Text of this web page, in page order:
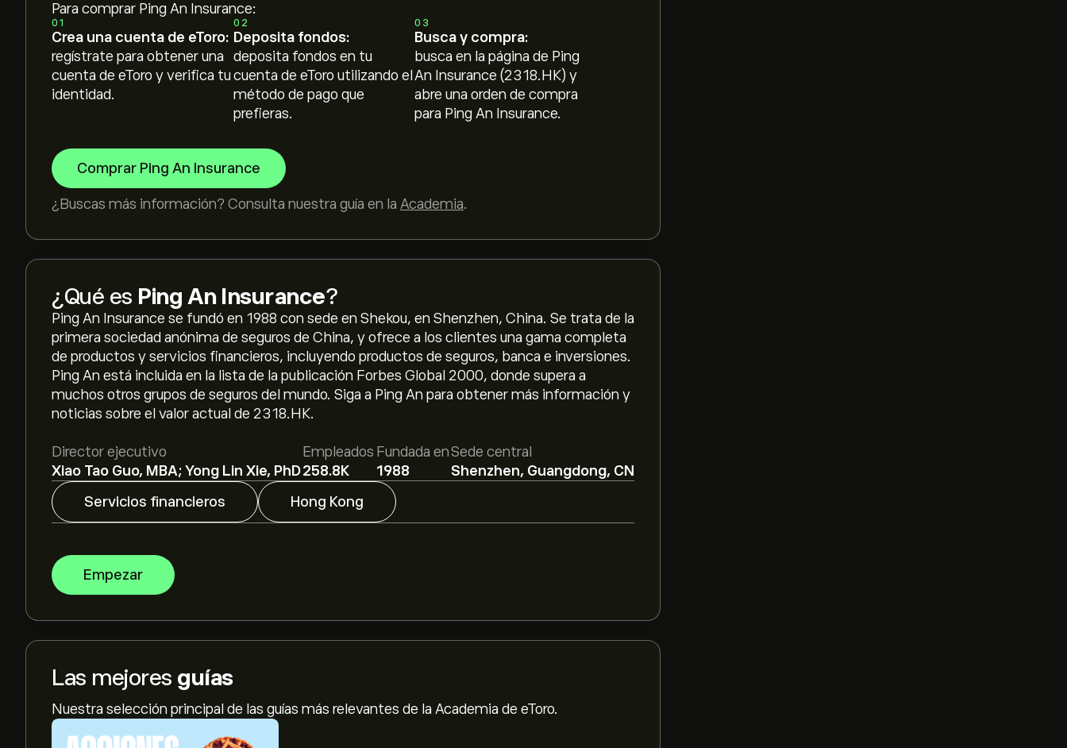
Para comprar Ping An Insurance:
01
Crea una cuenta de eToro:
regístrate para obtener una
cuenta de eToro y verifica tu
identidad.
02
Deposita fondos:
deposita fondos en tu
cuenta de eToro utilizando el
método de pago que
prefieras.
03
Busca y compra:
busca en la página de Ping
An Insurance (2318.HK) y
abre una orden de compra
para Ping An Insurance.
Comprar Ping An Insurance
¿Buscas más información? Consulta nuestra guía en la Academia.
¿Qué es Ping An Insurance?
Ping An Insurance se fundó en 1988 con sede en Shekou, en Shenzhen, China. Se trata de la
primera sociedad anónima de seguros de China, y ofrece a los clientes una gama completa
de productos y servicios financieros, incluyendo productos de seguros, banca e inversiones.
Ping An está incluida en la lista de la publicación Forbes Global 2000, donde supera a
muchos otros grupos de seguros del mundo. Siga a Ping An para obtener más información y
noticias sobre el valor actual de 2318.HK.
Director ejecutivo
Xiao Tao Guo, MBA; Yong Lin Xie, PhD
Empleados
258.8K
Fundada en
1988
Sede central
Shenzhen, Guangdong, CN
Servicios financieros
Hong Kong
Empezar
Las mejores guías
Nuestra selección principal de las guías más relevantes de la Academia de eToro.